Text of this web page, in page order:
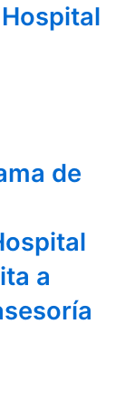
de
a